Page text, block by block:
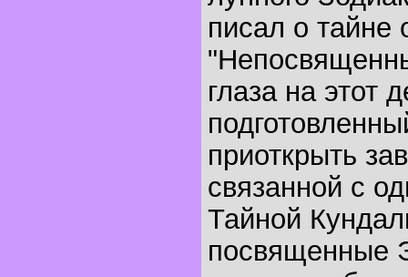
писал о тайне
глаза на этот
приоткрыть
связанной с
Тайной
посвященные